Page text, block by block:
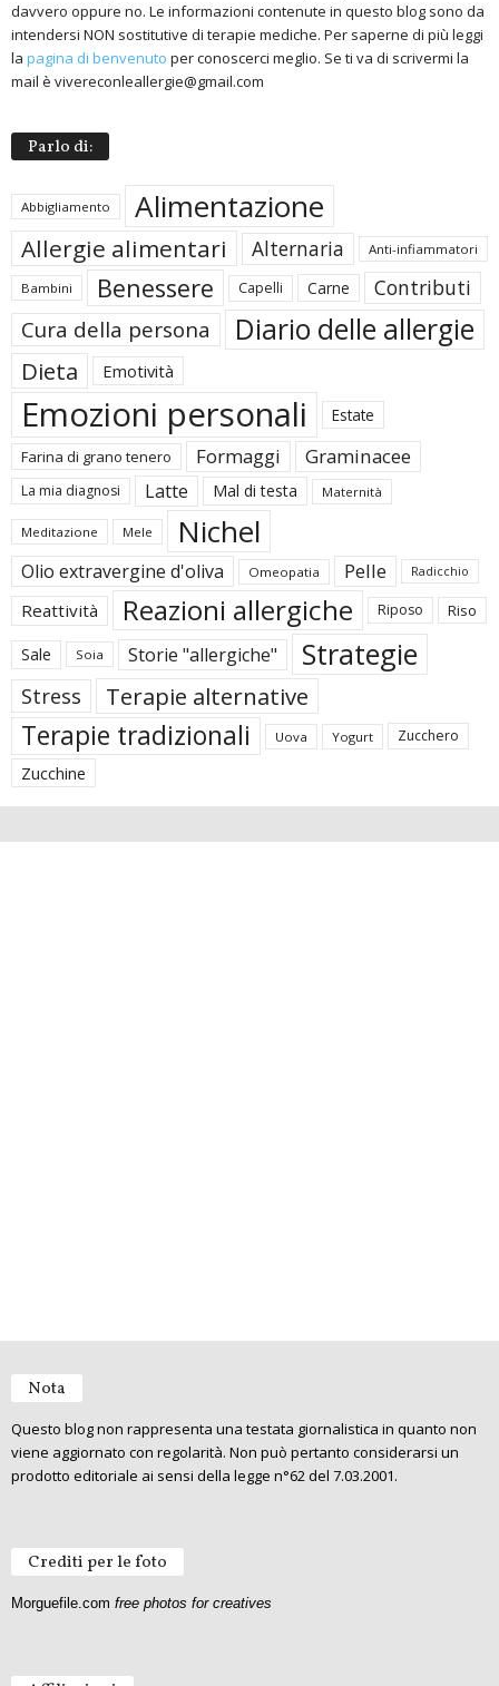
davvero oppure no. Le informazioni contenute in questo blog sono da
intendersi NON sostitutive di terapie mediche. Per saperne di più leggi
la pagina di benvenuto per conoscerci meglio. Se ti va di scrivermi la
mail è vivereconleallergie@gmail.com
Parlo di:
Abbigliamento Alimentazione
Allergie alimentari Alternaria Anti-infiammatori
Bambini Benessere Capelli Carne Contributi
Cura della persona Diario delle allergie
Dieta Emotività
Emozioni personali Estate
Farina di grano tenero Formaggi Graminacee
La mia diagnosi Latte Mal di testa Maternità
Meditazione Mele Nichel
Olio extravergine d'oliva Omeopatia Pelle Radicchio
Reattività Reazioni allergiche Riposo Riso
Sale Soia Storie "allergiche" Strategie
Stress Terapie alternative
Terapie tradizionali Uova Yogurt Zucchero
Zucchine
Nota
Questo blog non rappresenta una testata giornalistica in quanto non
viene aggiornato con regolarità. Non può pertanto considerarsi un
prodotto editoriale ai sensi della legge n°62 del 7.03.2001.
Crediti per le foto
Morguefile.com free photos for creatives